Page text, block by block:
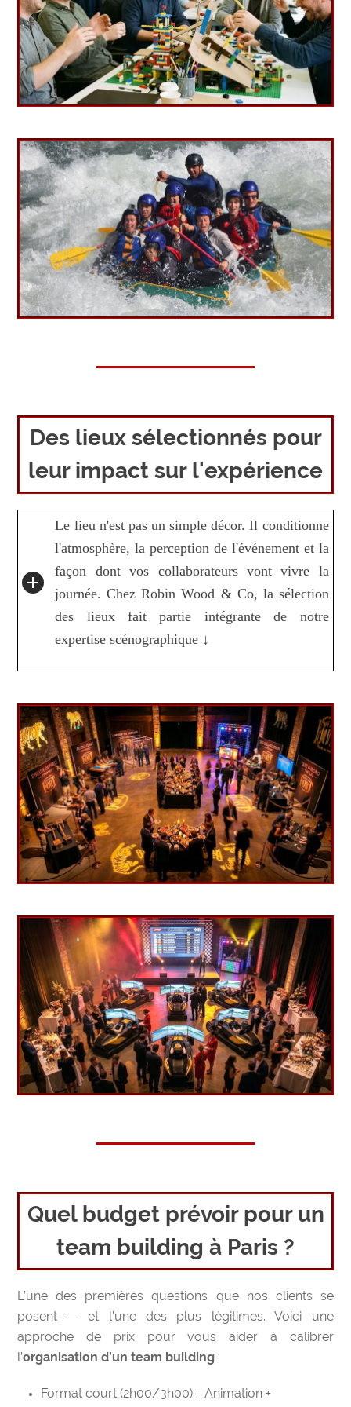
Des lieux sélectionnés pour
leur impact sur l'expérience
Le lieu n'est pas un simple décor. Il conditionne
l'atmosphère, la perception de l'événement et la
façon dont vos collaborateurs vont vivre la
journée. Chez Robin Wood & Co, la sélection
des lieux fait partie intégrante de notre
expertise scénographique ↓
Quel budget prévoir pour un
team building à Paris ?
L’une des premières questions que nos clients se
posent — et l’une des plus légitimes. Voici une
approche de prix pour vous aider à calibrer
l’organisation d’un team building :
Format court (2h00/3h00) : Animation +